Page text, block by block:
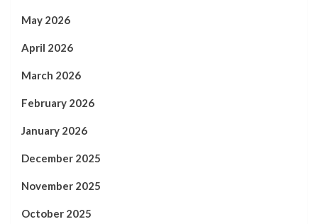
May 2026
April 2026
March 2026
February 2026
January 2026
December 2025
November 2025
October 2025